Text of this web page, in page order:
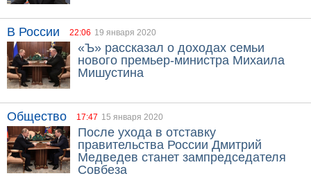
В России 22:06 19 января 2020
«Ъ» рассказал о доходах семьи
нового премьер-министра Михаила
Мишустина
Общество 17:47 15 января 2020
После ухода в отставку
правительства России Дмитрий
Медведев станет зампредседателя
Совбеза